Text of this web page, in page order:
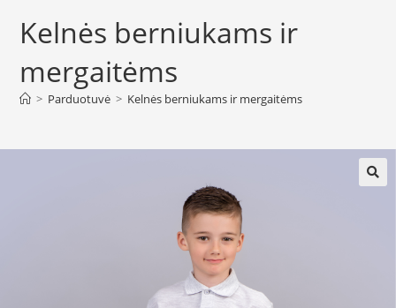
Kelnės berniukams ir
mergaitėms
> Parduotuvė > Kelnės berniukams ir mergaitėms